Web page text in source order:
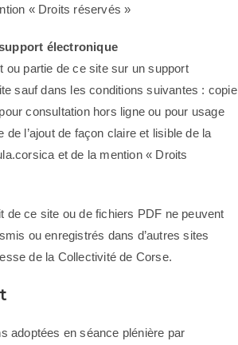
« Droits réservés »
électronique
ou partie de ce site sur un support
sauf dans les conditions suivantes : copie
consultation hors ligne ou pour usage
de l’ajout de façon claire et lisible de la
et de la mention « Droits
de ce site ou de fichiers PDF ne peuvent
ou enregistrés dans d’autres sites
de la Collectivité de Corse.
adoptées en séance plénière par